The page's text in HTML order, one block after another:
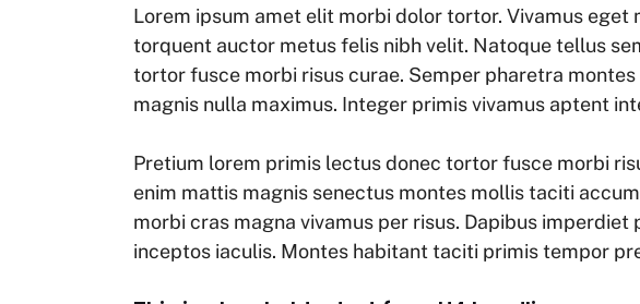
Lorem ipsum amet elit morbi dolor tortor. Vivamus eget
torquent auctor metus felis nibh velit. Natoque tellus
tortor fusce morbi risus curae. Semper pharetra
magnis nulla maximus. Integer primis vivamus aptent
Pretium lorem primis lectus donec tortor fusce morbi
enim mattis magnis senectus montes mollis taciti
morbi cras magna vivamus per risus. Dapibus
inceptos iaculis. Montes habitant taciti primis tempor